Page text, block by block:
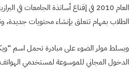
العام 2010 في إقناع أساتذة الجامعات
الطلاب بمهام تتعلق بإنشاء محتويات جديدة،
ويسلط مولر الضوء على مبادرة تحمل اسم
الدخول المجاني للموسوعة لمستخدمي الهواتف